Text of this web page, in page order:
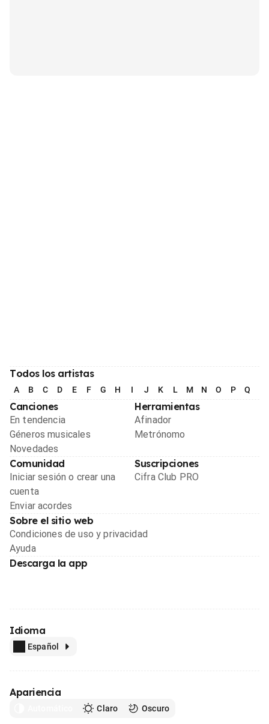
Todos los artistas
A B C D E F G H I J K L M N O P Q
Canciones
En tendencia
Géneros musicales
Novedades
Herramientas
Afinador
Metrónomo
Comunidad
Iniciar sesión o crear una
cuenta
Enviar acordes
Suscripciones
Cifra Club PRO
Sobre el sitio web
Condiciones de uso y privacidad
Ayuda
Descarga la app
Idioma
Español
Apariencia
Claro Oscuro